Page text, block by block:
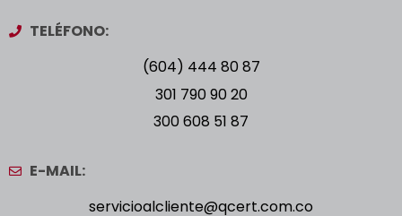
TELÉFONO:
(604) 444 80 87
301 790 90 20
300 608 51 87
E-MAIL:
servicioalcliente@qcert.com.co